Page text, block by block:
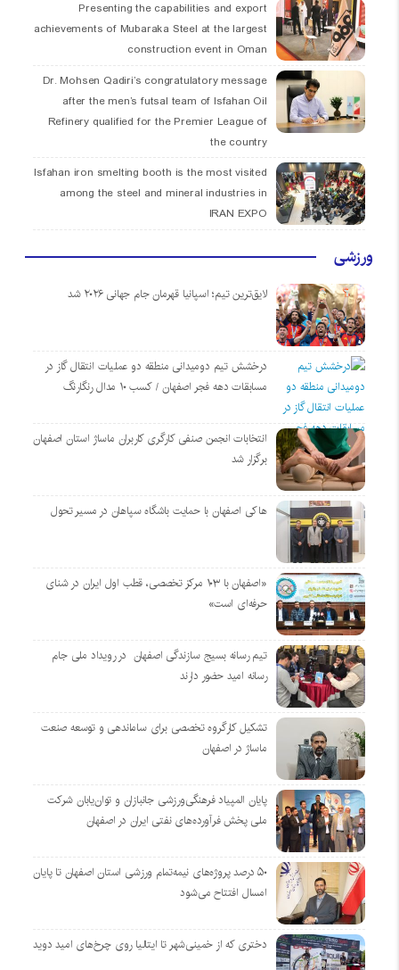
Presenting the capabilities and export
achievements of Mubaraka Steel at the largest
construction event in Oman
Dr. Mohsen Qadiri’s congratulatory message
after the men’s futsal team of Isfahan Oil
Refinery qualified for the Premier League of
the country
Isfahan iron smelting booth is the most visited
among the steel and mineral industries in
IRAN EXPO
ورزشی
لایق‌ترین تیم؛ اسپانیا قهرمان جام جهانی ۲۰۲۶ شد
درخشش تیم دومیدانی منطقه دو عملیات انتقال گاز در
مسابقات دهه فجر اصفهان / کسب ۱۰ مدال رنگارنگ
انتخابات انجمن صنفی کارگری کاربران ماساژ استان اصفهان
برگزار شد
هاکی اصفهان با حمایت باشگاه سپاهان در مسیر تحول
«اصفهان با ۱۰۳ مرکز تخصصی، قطب اول ایران در شنای
حرفه‌ای است»
تیم رسانه بسیج سازندگی اصفهان در رویداد ملی جام
رسانه امید حضور دارند
تشکیل کارگروه تخصصی برای ساماندهی و توسعه صنعت
ماساژ در اصفهان
پایان المپیاد فرهنگی‌ورزشی جانبازان و توان‌یابان شرکت
ملی پخش فرآورده‌های نفتی ایران در اصفهان
۵۰ درصد پروژه‌های نیمه‌تمام ورزشی استان اصفهان تا پایان
امسال افتتاح می‌شود
دختری که از خمینی‌شهر تا ایتالیا روی چرخ‌های امید دوید